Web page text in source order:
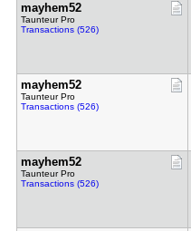
mayhem52
Taunteur Pro
Transactions (526)
mayhem52
Taunteur Pro
Transactions (526)
mayhem52
Taunteur Pro
Transactions (526)